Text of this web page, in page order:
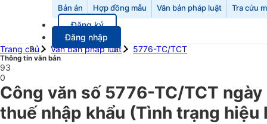
Bản án Hợp đồng mẫu Văn bản pháp luật Tra cứu
Đăng ký
Đăng nhập
Trang chủ
Văn bản pháp luật 5776-TC/TCT
Thông tin văn bản
93
0
Công văn số 5776-TC/TCT
thuế nhập khẩu (Tình trạng